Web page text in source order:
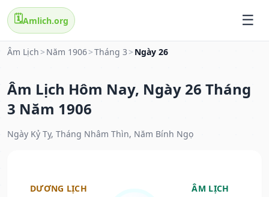
🗓️Amlich.org
Âm Lịch > Năm 1906>Tháng 3 > Ngày 26
Âm Lịch Hôm Nay, Ngày 26 Tháng
3 Năm 1906
Ngày Kỷ Tỵ, Tháng Nhâm Thìn, Năm Bính Ngọ
DƯƠNG LỊCH ÂM LỊCH